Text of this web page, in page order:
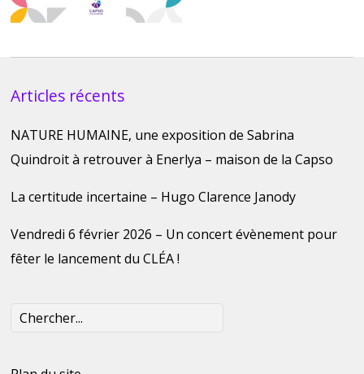
Articles récents
NATURE HUMAINE, une exposition de Sabrina
Quindroit à retrouver à Enerlya – maison de la Capso
La certitude incertaine – Hugo Clarence Janody
Vendredi 6 février 2026 – Un concert évènement pour
fêter le lancement du CLÉA !